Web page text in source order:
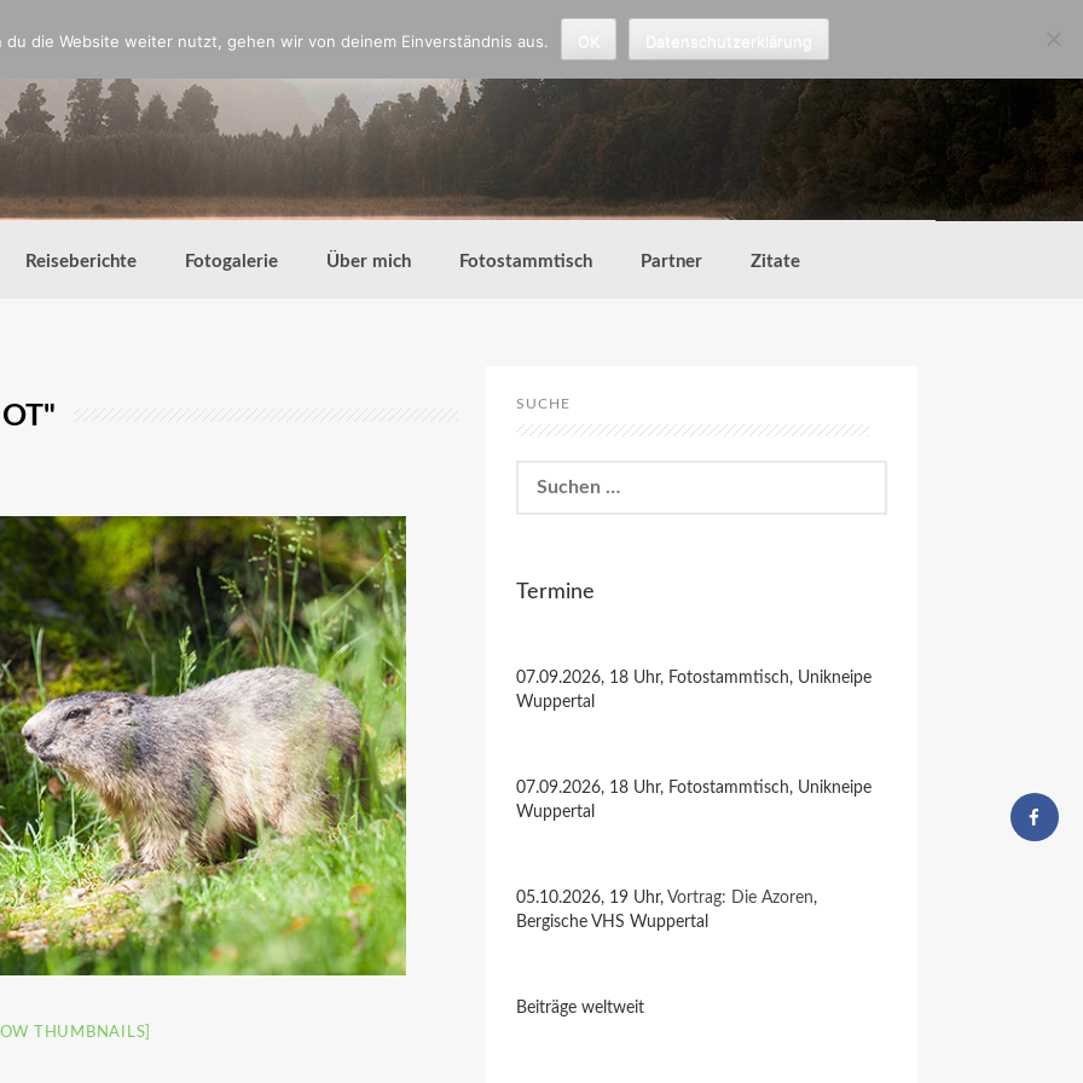
Reiseberichte Fotogalerie Über mich Fotostammtisch Partner Zitate
THUMBNAILS]
SUCHE
nach:
Termine
07.09.2026, 18 Uhr, Fotostammtisch, Unikneipe
Wuppertal
07.09.2026, 18 Uhr, Fotostammtisch, Unikneipe
Wuppertal
05.10.2026, 19 Uhr, Vortrag: Die Azoren,
Bergische VHS Wuppertal
Beiträge weltweit
die Website weiter nutzt, gehen wir von deinem Einverständnis aus.